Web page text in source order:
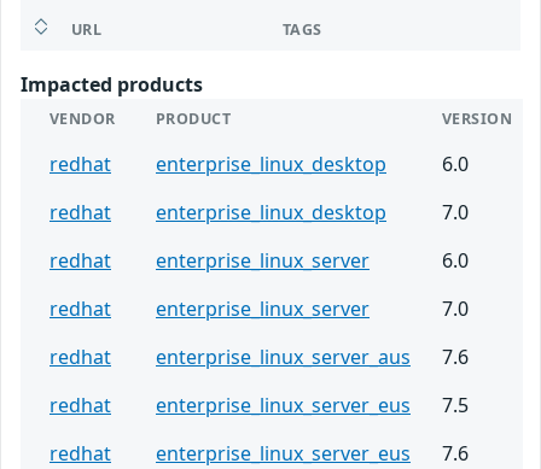
URL TAGS
Impacted products
VENDOR PRODUCT VERSION
redhat enterprise_linux_desktop
6.0
redhat
enterprise_linux_desktop
7.0
redhat
enterprise_linux_server
6.0
redhat
enterprise_linux_server
7.0
redhat
enterprise_linux_server_aus
7.6
redhat
enterprise_linux_server_eus
7.5
redhat
enterprise_linux_server_eus
7.6